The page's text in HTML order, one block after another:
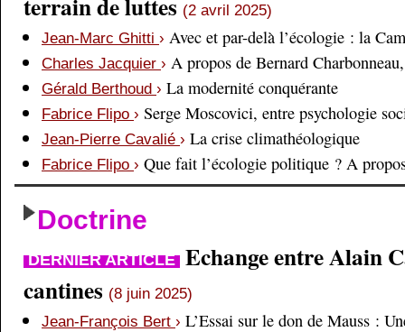
terrain de luttes (2 avril 2025)
Jean-Marc Ghitti › Avec et par-delà l’écologie : la
Charles Jacquier › A propos de Bernard
Gérald Berthoud › La modernité conquérante
Fabrice Flipo › Serge Moscovici, entre psychologie
Jean-Pierre Cavalié › La crise climathéologique
Fabrice Flipo › Que fait l’écologie politique ? A
Doctrine
DERNIER ARTICLE Echange entre Alain
cantines (8 juin 2025)
Jean-François Bert › L’Essai sur le don de Mauss :